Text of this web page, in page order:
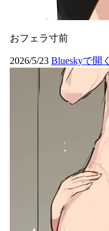
おフェラ寸前
2026/5/23 Blueskyで開く